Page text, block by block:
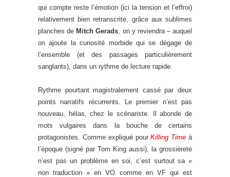
qui compte reste l’émotion (ici la tension et l’effroi)
relativement bien retranscrite, grâce aux sublimes
planches de Mitch Gerads , on y reviendra – auquel
on ajoute la curiosité morbide qui se dégage de
l’ensemble (et des passages particulièrement
sanglants), dans un rythme de lecture rapide.
Rythme pourtant magistralement cassé par deux
points narratifs récurrents. Le premier n’est pas
nouveau, hélas, chez le scénariste. Il abonde de
mots vulgaires dans la bouche de certains
protagonistes. Comme expliqué pourKilling Time à
l’époque (signé par Tom King aussi), la grossièreté
n’est pas un problème en soi, c’est surtout sa «
non traduction » en VO comme en VF qui est